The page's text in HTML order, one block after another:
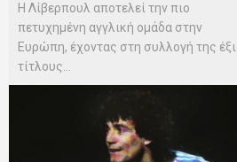
Η Λίβερπουλ αποτελεί την πιο
πετυχημένη αγγλική ομάδα στην
Ευρώπη, έχοντας στη συλλογή της έξι
τίτλους...